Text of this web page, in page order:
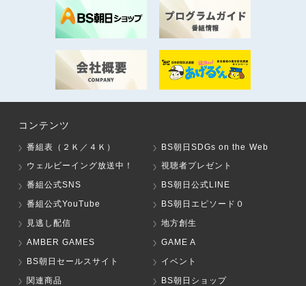
コンテンツ
番組表（２Ｋ／４Ｋ）
BS朝日SDGs on the Web
ウェルビーイング放送中！
視聴者プレゼント
番組公式SNS
BS朝日公式LINE
番組公式YouTube
BS朝日エピソード０
見逃し配信
地方創生
AMBER GAMES
GAME A
BS朝日セールスサイト
イベント
関連商品
BS朝日ショップ